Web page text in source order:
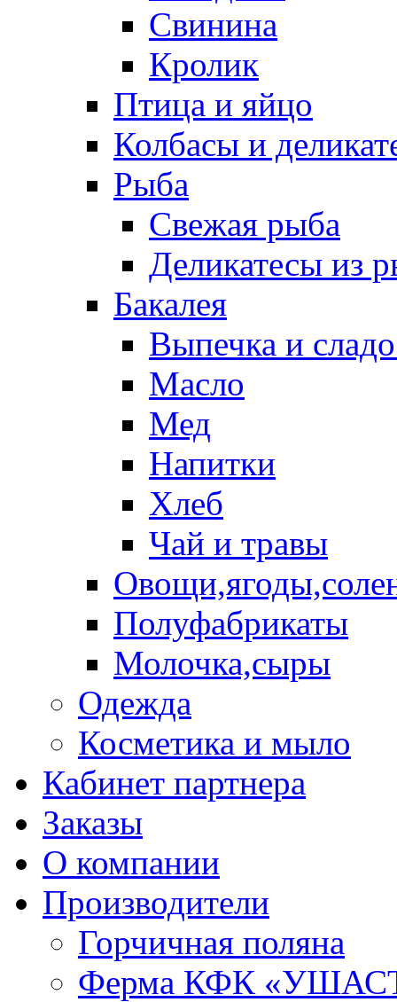
Свинина
Кролик
Птица и яйцо
Колбасы и
Рыба
Свежая рыба
Деликатесы из
Бакалея
Выпечка и
Масло
Мед
Напитки
Хлеб
Чай и травы
Полуфабрикаты
Молочка,сыры
Одежда
Косметика и мыло
Кабинет партнера
Заказы
О компании
Производители
Горчичная поляна
Ферма КФК